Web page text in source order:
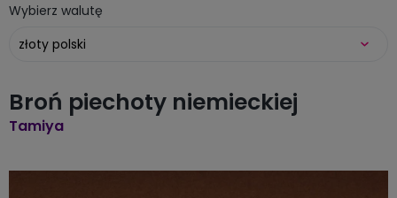
Wybierz walutę
Broń piechoty niemieckiej
Tamiya